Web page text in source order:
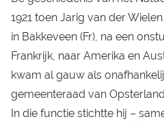
1921 toen Jarig van der
in Bakkeveen (Fr), na een
Frankrijk, naar Amerika en
kwam al gauw als
gemeenteraad van
In die functie stichtte hij –